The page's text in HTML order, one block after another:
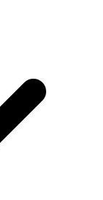
nap mint nap.